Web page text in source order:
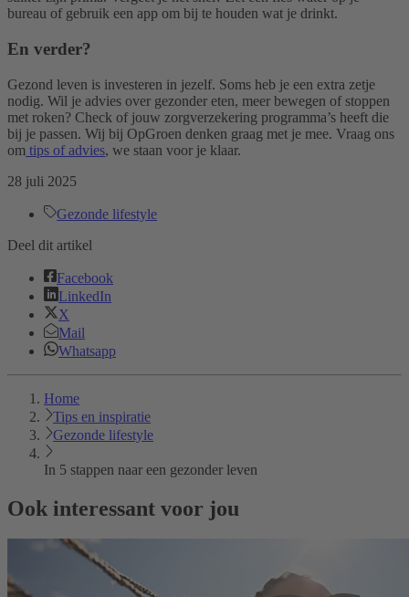
bureau of gebruik een app om bij te houden wat je drinkt.
En verder?
Gezond leven is investeren in jezelf. Soms heb je een extra zetje
nodig. Wil je advies over gezonder eten, meer bewegen of stoppen
met roken? Check of jouw zorgverzekering programma’s heeft die
bij je passen. Wij bij OpGroen denken graag met je mee. Vraag ons
om tips of advies, we staan voor je klaar.
28 juli 2025
Gezonde lifestyle
Deel dit artikel
Facebook
LinkedIn
X
Mail
Whatsapp
Home
Tips en inspiratie
Gezonde lifestyle
In 5 stappen naar een gezonder leven
Ook interessant voor jou